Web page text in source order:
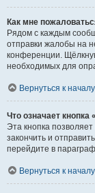
Как мне
Рядом с каждым
отправки жалобы на
конференции.
необходимых для
Вернуться к началу
Что означает
Эта кнопка
закончить и
перейдите в
Вернуться к началу